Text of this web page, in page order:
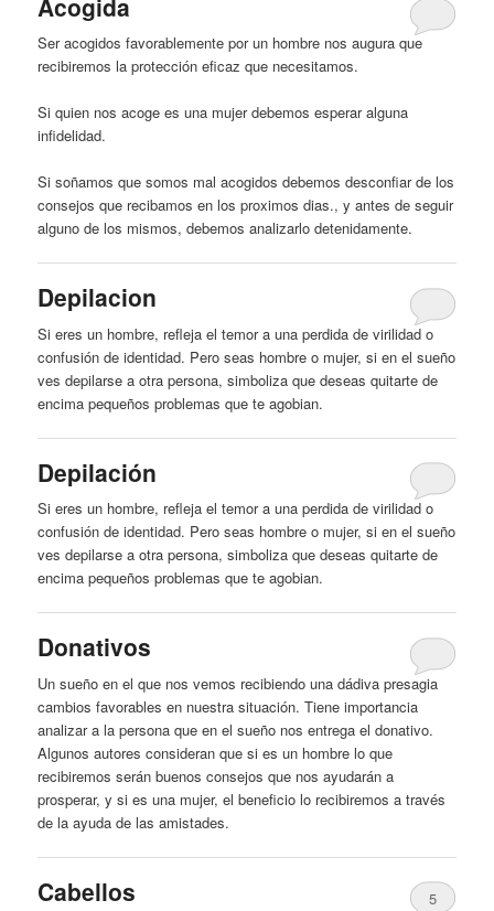
Acogida
Ser acogidos favorablemente por un hombre nos augura que
recibiremos la protección eficaz que necesitamos.
Si quien nos acoge es una mujer debemos esperar alguna
infidelidad.
Si soñamos que somos mal acogidos debemos desconfiar de los
consejos que recibamos en los proximos dias., y antes de seguir
alguno de los mismos, debemos analizarlo detenidamente.
Depilacion
Si eres un hombre, refleja el temor a una perdida de virilidad o
confusión de identidad. Pero seas hombre o mujer, si en el sueño
ves depilarse a otra persona, simboliza que deseas quitarte de
encima pequeños problemas quete agobian.
Depilación
Si eres un hombre, refleja el temor a una perdida de virilidad o
confusión de identidad. Pero seas hombre o mujer, si en el sueño
ves depilarse a otra persona, simboliza que deseas quitarte de
encima pequeños problemas quete agobian.
Donativos
Un sueño en el que nos vemos recibiendo una dádiva presagia
cambios favorables en nuestra situación. Tiene importancia
analizar a la persona que en el sueño nos entrega el donativo.
Algunos autores consideran que si es un hombre lo que
recibiremos serán buenos consejos que nos ayudarán a
prosperar, y si es una mujer, el beneficio lo recibiremos a través
de la ayuda de las amistades.
Cabellos
5